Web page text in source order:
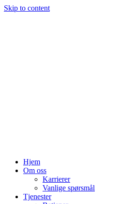
Skip to content
Hjem
Om oss
Karrierer
Vanlige spørsmål
Tjenester